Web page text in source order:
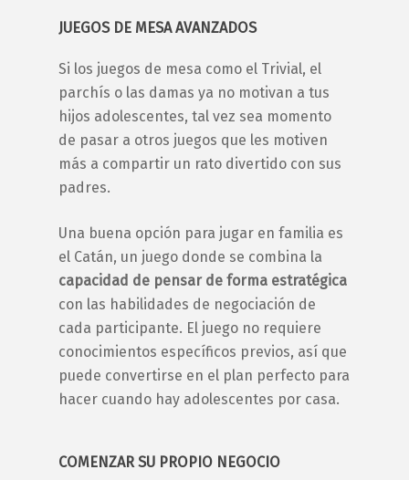
JUEGOS DE MESA AVANZADOS
Si los juegos de mesa como el Trivial, el
parchís o las damas ya no motivan a tus
hijos adolescentes, tal vez sea momento
de pasar a otros juegos que les motiven
más a compartir un rato divertido con sus
padres.
Una buena opción para jugar en familia es
el Catán, un juego donde se combina la
capacidad de pensar de forma estratégica
con las habilidades de negociación de
cada participante. El juego no requiere
conocimientos específicos previos, así que
puede convertirse en el plan perfecto para
hacer cuando hay adolescentes por casa.
COMENZAR SU PROPIO NEGOCIO